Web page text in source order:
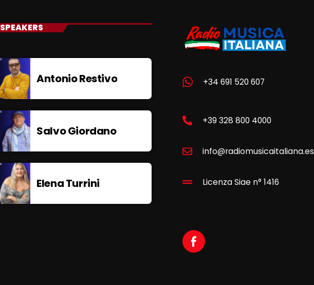
SPEAKERS
Antonio Restivo
Salvo Giordano
Elena Turrini
+34 691 520 607
+39 328 800 4000
info@radiomusicaitaliana.es
Licenza Siae n° 1416